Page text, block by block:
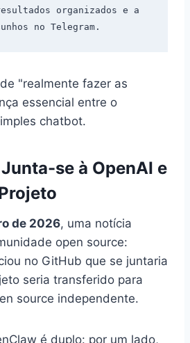
organizados e a
"realmente fazer as
essencial entre o
chatbot.
se à OpenAI e
de 2026, uma notícia
open source:
no GitHub que se juntaria
seria transferido para
source independente.
é duplo: por um lado,